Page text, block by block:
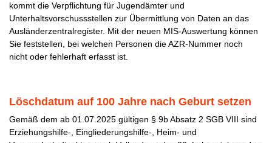
kommt die Verpflichtung für Jugendämter und
Unterhaltsvorschussstellen zur Übermittlung von Daten an das
Ausländerzentralregister. Mit der neuen MIS-Auswertung können
Sie feststellen, bei welchen Personen die AZR-Nummer noch
nicht oder fehlerhaft erfasst ist.
Löschdatum auf 100 Jahre nach Geburt setzen
Gemäß dem ab 01.07.2025 gültigen § 9b Absatz 2 SGB VIII sind
Erziehungshilfe-, Eingliederungshilfe-, Heim- und